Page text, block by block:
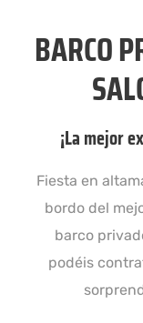
BARCO
¡La mejor
Fiesta en
bordo del
barco
podéis